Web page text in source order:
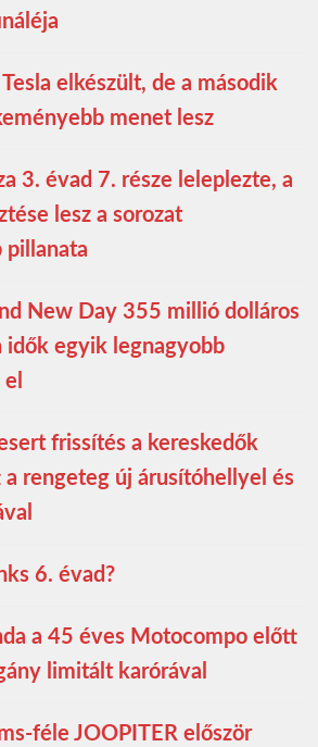
elkészült, de a második
menet lesz
3. évad 7. része leleplezte, a
lesz a sorozat
pillanata
New Day 355 millió dolláros
idők egyik legnagyobb
frissítés a kereskedők
a rengeteg új árusítóhellyel és
6. évad?
a 45 éves Motocompo előtt
limitált karórával
féle JOOPITER először